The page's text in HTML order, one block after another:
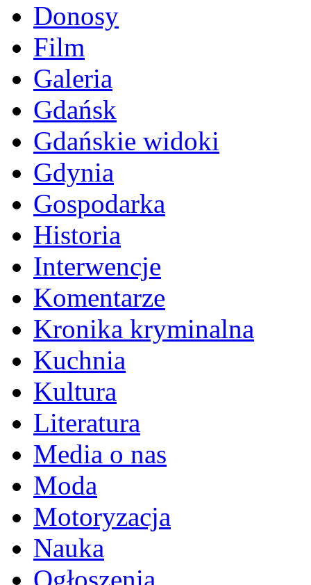
Donosy
Film
Galeria
Gdańsk
Gdańskie widoki
Gdynia
Gospodarka
Historia
Interwencje
Komentarze
Kronika kryminalna
Kuchnia
Kultura
Literatura
Media o nas
Moda
Motoryzacja
Nauka